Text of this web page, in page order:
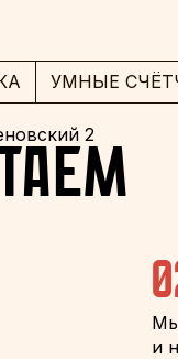
УМНЫЕ
2
и